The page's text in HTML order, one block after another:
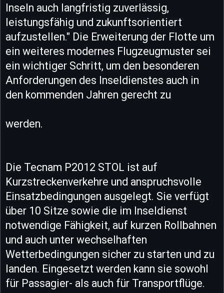
Inseln auch langfristig zuverlässig,
leistungsfähig und zukunftsorientiert
aufzustellen." Die Erweiterung der Flotte um
ein weiteres modernes Flugzeugmuster sei
ein wichtiger Schritt, um den besonderen
Anforderungen des Inseldienstes auch in
den kommenden Jahren gerecht zu
werden.
Die Tecnam P2012 STOL ist auf
Kurzstreckenverkehre und anspruchsvolle
Einsatzbedingungen ausgelegt. Sie verfügt
über 10 Sitze sowie die im Inseldienst
notwendige Fähigkeit, auf kurzen Rollbahnen
und auch unter wechselhaften
Wetterbedingungen sicher zu starten und zu
landen. Eingesetzt werden kann sie sowohl
für Passagier- als auch für Transportflüge.